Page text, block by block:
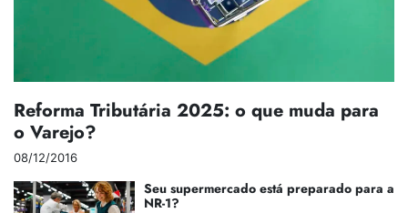
Reforma Tributária 2025: o que muda para
o Varejo?
08/12/2016
Seu supermercado está preparado para a
NR-1?